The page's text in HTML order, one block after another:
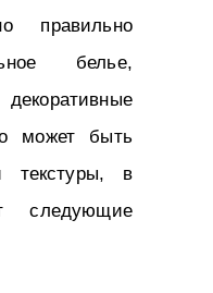
правильно
белье,
может быть
текстуры, в
следующие